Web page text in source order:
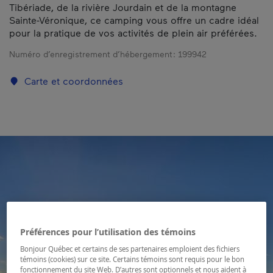
Tibériade, de la rivière Jourdain et de la montagne
Sainte-Véronique, ce camping vous offre un cadre idéal
pour la pratique de vos activités de plein air préférées.
Numéro d’enregistrement d’hébergement : 199942
Carte et coordonnées
Préférences pour l’utilisation des témoins
Bonjour Québec et certains de ses partenaires emploient des fichiers
témoins (cookies) sur ce site. Certains témoins sont requis pour le bon
fonctionnement du site Web. D’autres sont optionnels et nous aident à